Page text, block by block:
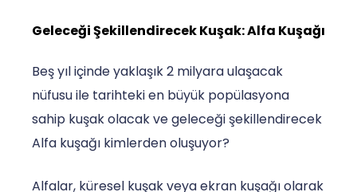
Geleceği Şekillendirecek Kuşak: Alfa Kuşağı
Beş yıl içinde yaklaşık 2 milyara ulaşacak
nüfusu ile tarihteki en büyük popülasyona
sahip kuşak olacak ve geleceği şekillendirecek
Alfa kuşağı kimlerden oluşuyor?
Alfalar, küresel kuşak veya ekran kuşağı olarak